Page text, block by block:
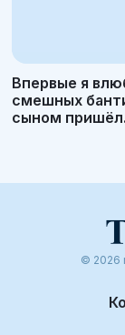
Впервые я
смешных
сыном пришёл.
© 2026